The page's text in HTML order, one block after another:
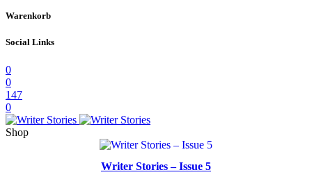
Warenkorb
Social Links
0
0
147
0
Shop
Writer Stories – Issue 5